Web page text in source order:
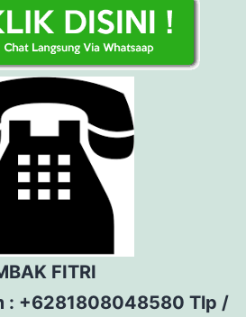
FITRI
: +6281808048580 Tlp /